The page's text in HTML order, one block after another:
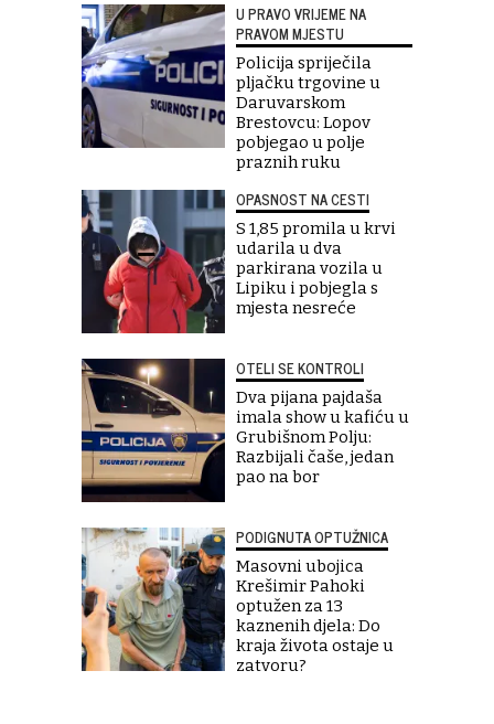
U PRAVO VRIJEME NA
PRAVOM MJESTU
Policija spriječila
pljačku trgovine u
Daruvarskom
Brestovcu: Lopov
pobjegao u polje
praznih ruku
OPASNOST NA CESTI
S 1,85 promila u krvi
udarila u dva
parkirana vozila u
Lipiku i pobjegla s
mjesta nesreće
OTELI SE KONTROLI
Dva pijana pajdaša
imala show u kafiću u
Grubišnom Polju:
Razbijali čaše, jedan
pao na bor
PODIGNUTA OPTUŽNICA
Masovni ubojica
Krešimir Pahoki
optužen za 13
kaznenih djela: Do
kraja života ostaje u
zatvoru?